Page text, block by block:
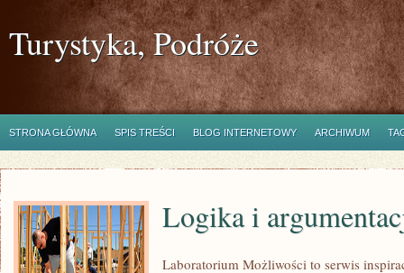
Turystyka, Podróże
STRONA GŁÓWNA SPIS TREŚCI BLOG INTERNETOWY ARCHIWUM
Logika i
Laboratorium Możliwości to serwis